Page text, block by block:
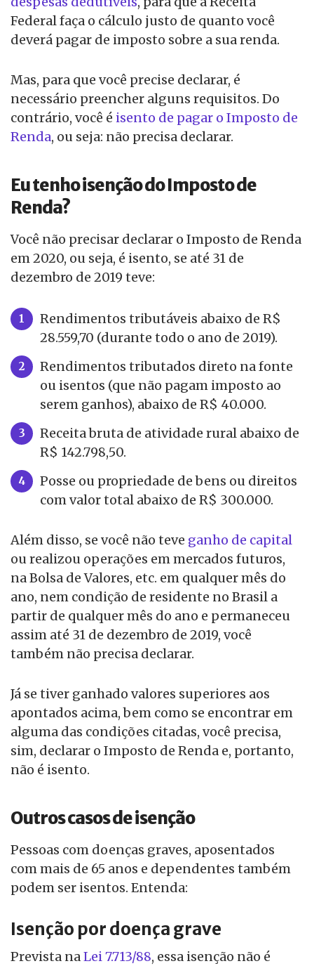
Federal faça o cálculo justo de quanto você
deverá pagar de imposto sobre a sua renda.
Mas, para que você precise declarar, é
necessário preencher alguns requisitos. Do
contrário, você é isento de pagar o Imposto de
Renda, ou seja: não precisa declarar.
Eu tenho isenção do Imposto de
Renda?
Você não precisar declarar o Imposto de Renda
em 2020, ou seja, é isento, se até 31 de
dezembro de 2019 teve:
Rendimentos tributáveis abaixo de R$
28.559,70 (durante todo o ano de 2019).
Rendimentos tributados direto na fonte
ou isentos (que não pagam imposto ao
serem ganhos), abaixo de R$ 40.000.
Receita bruta de atividade rural abaixo de
R$ 142.798,50.
Posse ou propriedade de bens ou direitos
com valor total abaixo de R$ 300.000.
Além disso, se você não teve ganho de capital
ou realizou operações em mercados futuros,
na Bolsa de Valores, etc. em qualquer mês do
ano, nem condição de residente no Brasil a
partir de qualquer mês do ano e permaneceu
assim até 31 de dezembro de 2019, você
também não precisa declarar.
Já se tiver ganhado valores superiores aos
apontados acima, bem como se encontrar em
alguma das condições citadas, você precisa,
sim, declarar o Imposto de Renda e, portanto,
não é isento.
Outros casos de isenção
Pessoas com doenças graves, aposentados
com mais de 65 anos e dependentes também
podem ser isentos. Entenda:
Isenção por doença grave
Prevista naLei 7.713/88, essa isenção não é